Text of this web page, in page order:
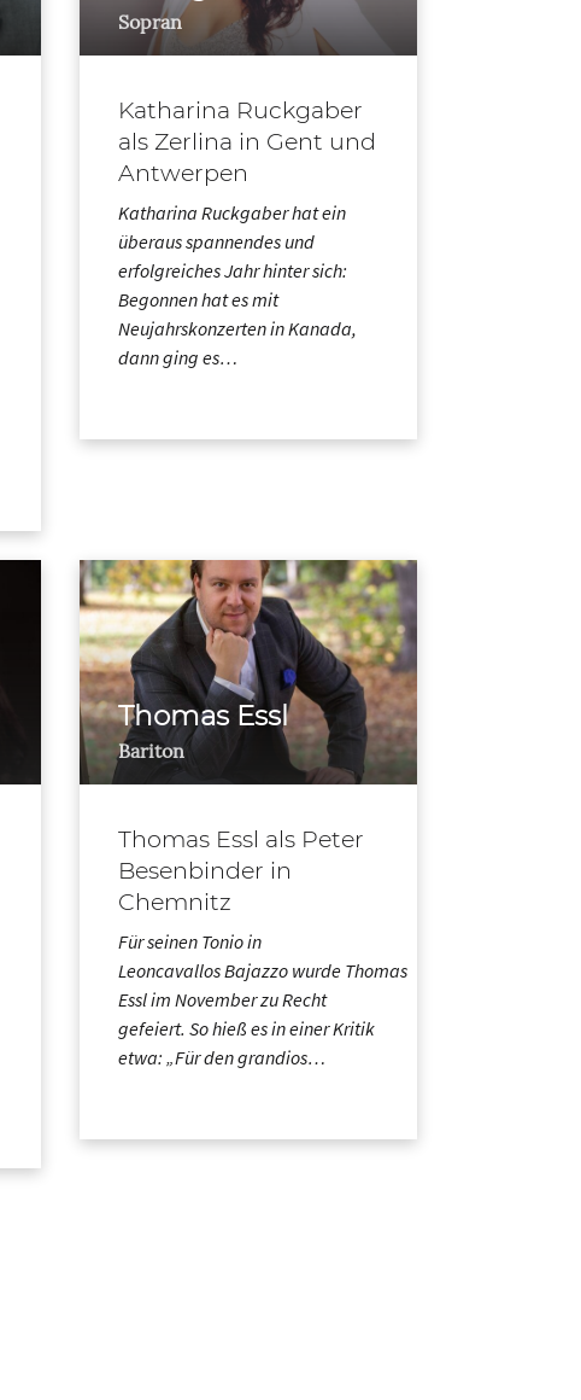
Sopran
Katharina Ruckgaber
als Zerlina in Gent und
Antwerpen
Katharina Ruckgaber hat ein
überaus spannendes und
erfolgreiches Jahr hinter sich:
Begonnen hat es mit
Neujahrskonzerten in Kanada,
dann ging es…
Thomas Essl
Bariton
Thomas Essl als Peter
Besenbinder in
Chemnitz
Für seinen Tonio in
Leoncavallos Bajazzo wurde Thomas
Essl im November zu Recht
gefeiert. So hieß es in einer Kritik
etwa: „Für den grandios…